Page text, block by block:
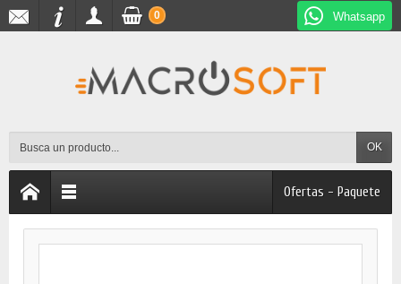
Whatsapp
OK
0
Ofertas - Paquete